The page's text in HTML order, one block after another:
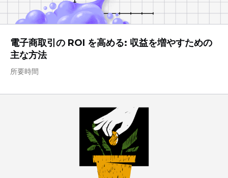
電子商取引の ROI を高める: 収益を増やすための
主な方法
所要時間